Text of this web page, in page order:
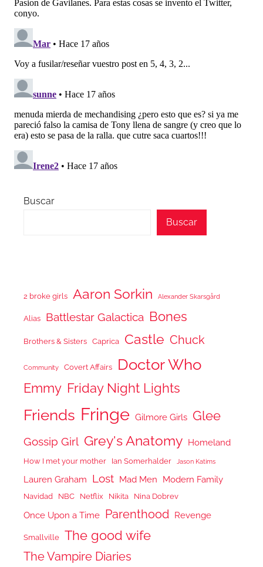
Buscar
Buscar
2 broke girls Aaron Sorkin Alexander Skarsgård
Alias Battlestar Galactica Bones
Brothers & Sisters Caprica Castle Chuck
Community Covert Affairs Doctor Who
Emmy Friday Night Lights
Friends Fringe Gilmore Girls Glee
Gossip Girl Grey's Anatomy Homeland
How I met your mother Ian Somerhalder Jason Katims
Lauren Graham Lost Mad Men Modern Family
Navidad NBC Netflix Nikita Nina Dobrev
Once Upon a Time Parenthood Revenge
Smallville The good wife
The Vampire Diaries